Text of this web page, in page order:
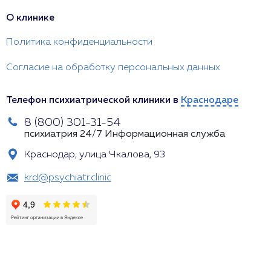
О клинике
Политика конфиденциальности
Согласие на обработку персональных данных
Телефон психиатрической клиники в Краснодаре
8 (800) 301-31-54
психиатрия 24/7 Информационная служба
Краснодар, улица Чкалова, 93
krd@psychiatr.clinic